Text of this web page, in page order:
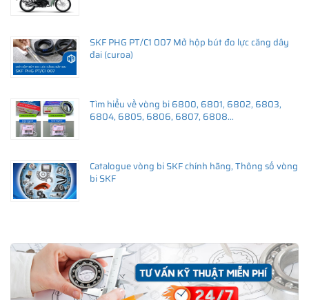
SKF PHG PT/C1 007 Mở hộp bút đo lực căng dây
đai (curoa)
Tìm hiểu về vòng bi 6800, 6801, 6802, 6803,
6804, 6805, 6806, 6807, 6808...
Catalogue vòng bi SKF chính hãng, Thông số vòng
bi SKF